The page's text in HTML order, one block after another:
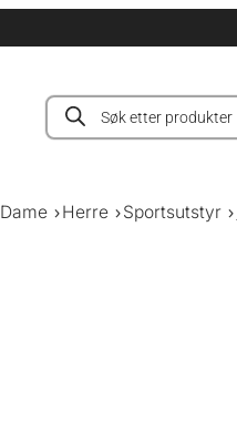
Products
search
Dame Herre Sportsutstyr